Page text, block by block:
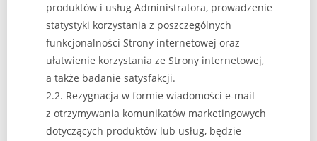
produktów i usług Administratora, prowadzenie
statystyki korzystania z poszczególnych
funkcjonalności Strony internetowej oraz
ułatwienie korzystania ze Strony internetowej,
a także badanie satysfakcji.
2.2. Rezygnacja w formie wiadomości e-mail
z otrzymywania komunikatów marketingowych
dotyczących produktów lub usług, będzie